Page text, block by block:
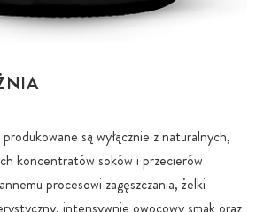
są wyłącznie z naturalnych,
koncentratów soków i przecierów
procesowi zagęszczania, żelki